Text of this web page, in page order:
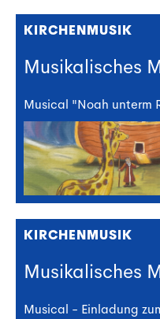
KIRCHENMUSIK
Musikalisches
Musical "Noah unterm
KIRCHENMUSIK
Musikalisches
Musical - Einladung